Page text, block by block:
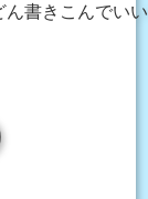
ん書きこんでい